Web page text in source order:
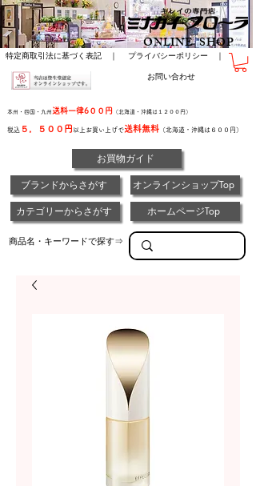
ONLINE SHOP
本州・四国・九州 送料一律6００円 （北海道・沖縄は１２００円）
税込 ５，５００円 以上お買い上げで送料無料 （北海道・沖縄は６００円）
特定商取引法に基づく表記 ｜ プライバシーポリシー ｜
お問い合わせ
ブランドからさがす
カテゴリーからさがす
お買物ガイド
オンラインショップTop
ホームページTop
商品名・キーワードで探す⇒